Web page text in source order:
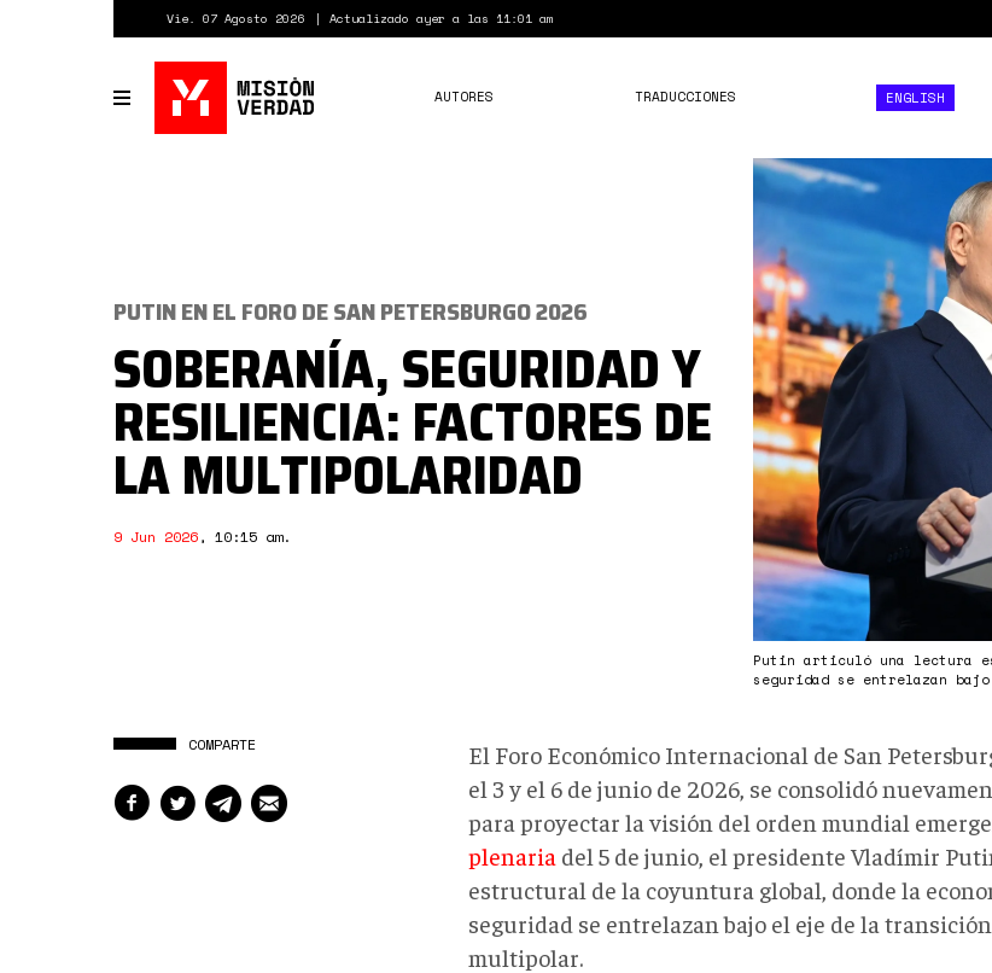
Vie. 07 Agosto 2026 Actualizado ayer a las 11:01 am
Toggle
navigation
AUTORES TRADUCCIONES ENGLISH
putin
spief
26
Putin articuló una lectura
seguridad se entrelazan
PUTIN EN EL FORO DE SAN PETERSBURGO 2026
SOBERANÍA, SEGURIDAD Y
RESILIENCIA: FACTORES DE
LA MULTIPOLARIDAD
9 Jun 2026, 10:15 am.
COMPARTE
El Foro Económico Internacional de San
el 3 y el 6 de junio de 2026, se consolidó
para proyectar la visión del orden mundial
plenaria del 5 de junio, el presidente Vladímir
estructural de la coyuntura global, donde la
seguridad se entrelazan bajo el eje de la
multipolar.